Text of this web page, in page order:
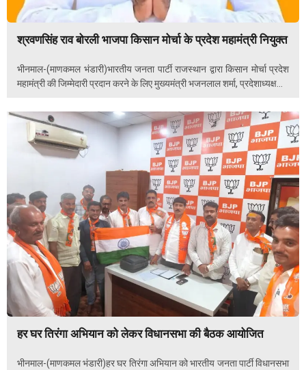
श्रवणसिंह राव बोरली भाजपा किसान मोर्चा के प्रदेश महामंत्री नियुक्त
भीनमाल-(माणकमल भंडारी)भारतीय जनता पार्टी राजस्थान द्वारा किसान मोर्चा प्रदेश
महामंत्री की जिम्मेदारी प्रदान करने के लिए मुख्यमंत्री भजनलाल शर्मा, प्रदेशाध्यक्ष...
हर घर तिरंगा अभियान को लेकर विधानसभा की बैठक आयोजित
भीनमाल-(माणकमल भंडारी)हर घर तिरंगा अभियान को भारतीय जनता पार्टी विधानसभा